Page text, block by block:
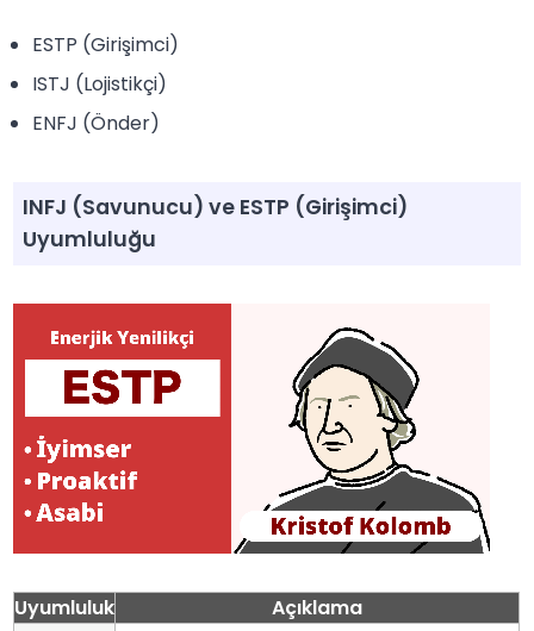
ESTP (Girişimci)
ISTJ (Lojistikçi)
ENFJ (Önder)
INFJ (Savunucu) ve ESTP (Girişimci)
Uyumluluğu
Uyumluluk Açıklama